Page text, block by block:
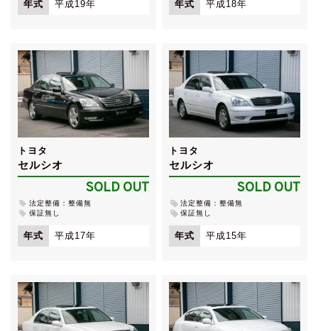
年式 平成19年 年式 平成18年
トヨタ
セルシオ
SOLD OUT
法定整備：整備無
保証無し
年式 平成17年
トヨタ
セルシオ
SOLD OUT
法定整備：整備無
保証無し
年式 平成15年